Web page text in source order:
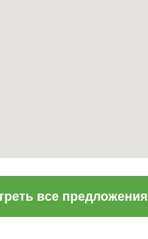
все предложения